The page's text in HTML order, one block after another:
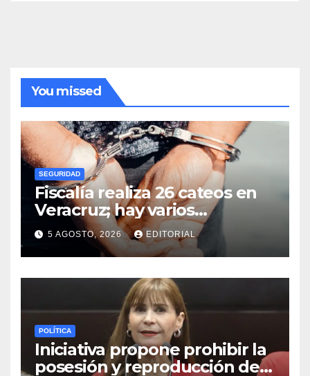
You missed
SEGURIDAD
Fiscalía realiza 26 cateos en
Veracruz; hay varios
detenidos
5 AGOSTO, 2026 EDITORIAL
POLÍTICA
Iniciativa propone prohibir la
posesión y reproducción de